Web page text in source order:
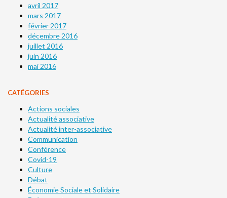
avril 2017
mars 2017
février 2017
décembre 2016
juillet 2016
juin 2016
mai 2016
CATÉGORIES
Actions sociales
Actualité associative
Actualité inter-associative
Communication
Conférence
Covid-19
Culture
Débat
Économie Sociale et Solidaire